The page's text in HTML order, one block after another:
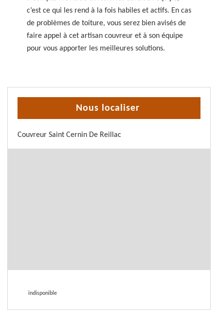
c’est ce qui les rend à la fois habiles et actifs. En cas
de problèmes de toiture, vous serez bien avisés de
faire appel à cet artisan couvreur et à son équipe
pour vous apporter les meilleures solutions.
Nous localiser
Couvreur Saint Cernin De Reillac
indisponible